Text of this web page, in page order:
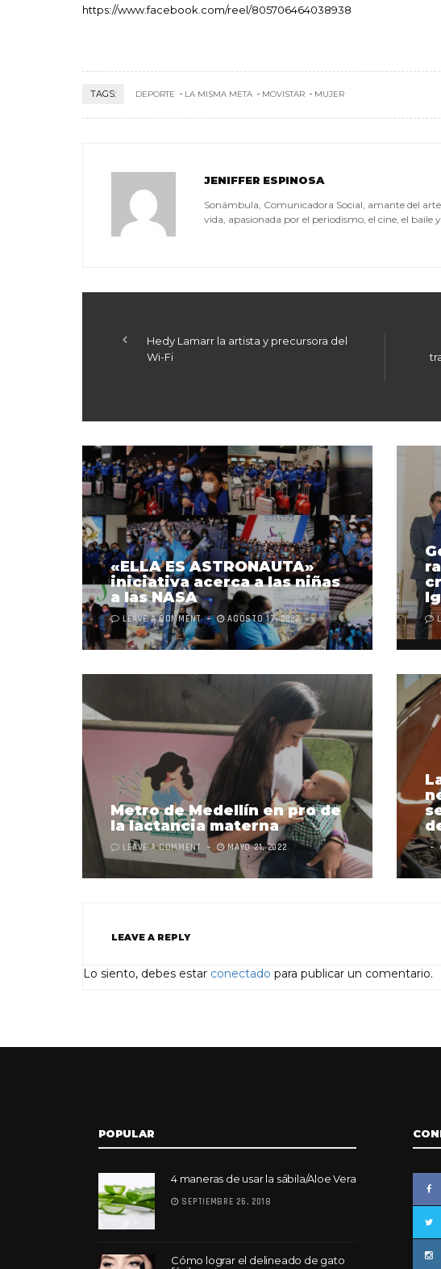
https://www.facebook.com/reel/805706464038938
TAGS: DEPORTE LA MISMA META MOVISTAR MUJER
JENIFFER ESPINOSA
Sonámbula, Comunicadora Social, amante del
vida, apasionada por el periodismo, el cine, el baile
Hedy Lamarr la artista y precursora del
Wi-Fi
«ELLA ES ASTRONAUTA»
iniciativa acerca a las niñas
a las NASA
LEAVE A COMMENT AGOSTO 17, 2022
Metro de Medellín en pro de
la lactancia materna
LEAVE A COMMENT MAYO 21, 2022
LEAVE A REPLY
Lo siento, debes estar conectado para publicar un comentario.
POPULAR
4 maneras de usar la sábila/Aloe Vera
SEPTIEMBRE 26, 2018
Cómo lograr el delineado de gato